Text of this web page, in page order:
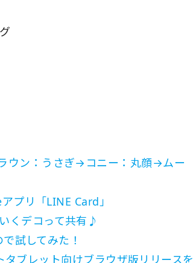
ウン：うさぎ→コニー：丸顔→ムー
プリ「LINE Card」
くデコって共有♪
試してみた！
ブレット向けブラウザ版リリースを